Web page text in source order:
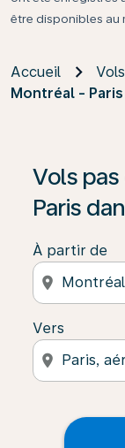
être disponibles au
Accueil Vols
Montréal - Paris
Vols
Paris
À partir de
location_on
Vers
location_on